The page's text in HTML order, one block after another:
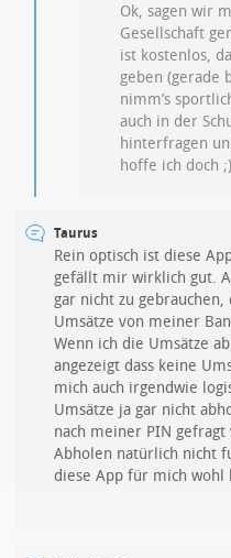
Ok, sagen wir
Gesellschaft
ist kostenlos,
geben (gerade
nimm’s
auch in der
hinterfragen
hoffe ich doch ;)
Taurus
Rein optisch ist diese
gefällt mir wirklich gut.
gar nicht zu
Umsätze von meiner
Wenn ich die Umsätze
angezeigt dass keine
mich auch irgendwie
Umsätze ja gar nicht
nach meiner PIN gefragt
Abholen natürlich nicht
diese App für mich